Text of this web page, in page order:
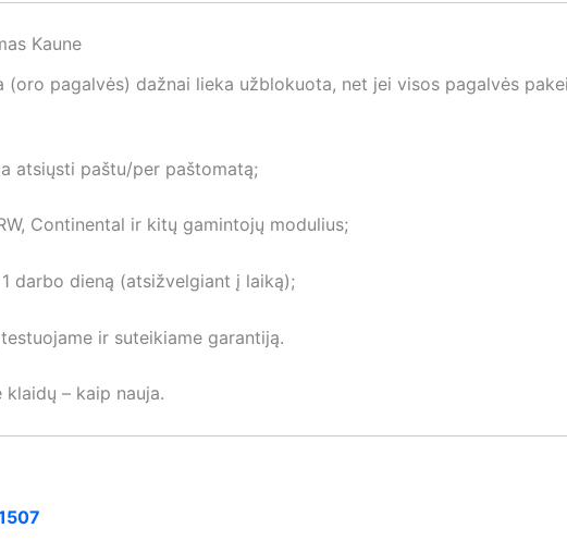
Kaune
(oro pagalvės) dažnai lieka užblokuota, net jei visos pagalvės
atsiųsti paštu/per paštomatą;
Continental ir kitų gamintojų modulius;
darbo dieną (atsižvelgiant į laiką);
ir suteikiame garantiją.
– kaip nauja.